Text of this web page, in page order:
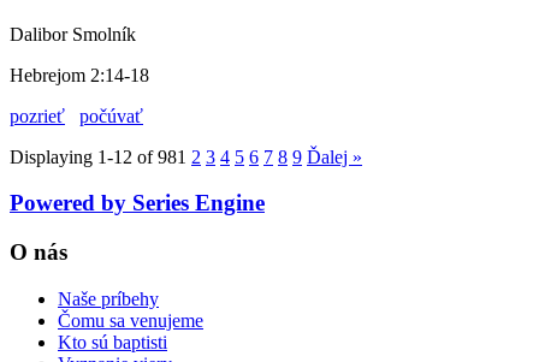
Dalibor Smolník
Hebrejom 2:14-18
pozrieť
počúvať
Displaying 1-12 of 981 2 3 4 5 6 7 8 9 Ďalej »
Powered by Series Engine
O nás
Naše príbehy
Čomu sa venujeme
Kto sú baptisti